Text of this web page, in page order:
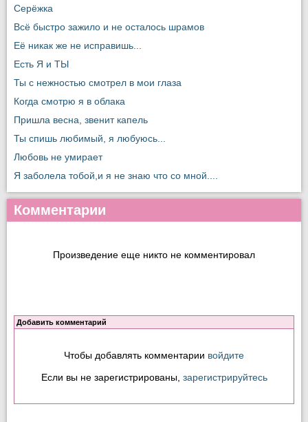
Серёжка
Всё быстро зажило и не осталось шрамов
Её никак же не исправишь...
Есть Я и ТЫ
Ты с нежностью смотрел в мои глаза
Когда смотрю я в облака
Пришла весна, звенит капель
Ты спишь любимый, я любуюсь...
Любовь не умирает
Я заболела тобой,и я не знаю что со мной....
Комментарии
Произведение еще никто не комментировал
Добавить комментарий
Чтобы добавлять комментарии войдите
Если вы не зарегистрированы, зарегистрируйтесь